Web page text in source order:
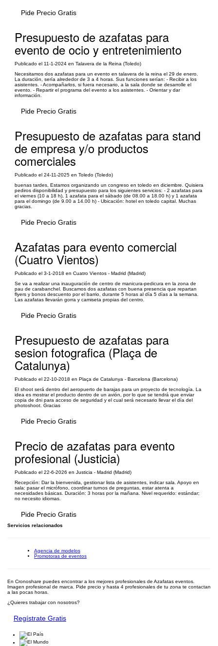
Pide Precio Gratis
Presupuesto de azafatas para
evento de ocio y entretenimiento
Publicado el 11-1-2024 en Talavera de la Reina (Toledo)
Necesitamos dos azafatas para un evento en talavera de la reina el 29 de enero.
La duración, sería alrededor de 3 a 4 horas. Sus funciones serían: - Recibir a los
asistentes. - Acompañarlos, si fuera necesario, a la sala donde se desarrolle el
evento. - Repartir el programa del evento a los asistentes. - Orientar y dar
información.
Pide Precio Gratis
Presupuesto de azafatas para stand
de empresa y/o productos
comerciales
Publicado el 24-11-2025 en Toledo (Toledo)
​buenas tardes, Estamos organizando un congreso en toledo en diciembre. Quisiera
pediros disponibilidad y presupuesto para los siguientes servicios: - 2 azafatas para
el viernes (10 a 18 h), 1 azafata para el sábado (de 08.00 a 18.00 h) y 1 azafata
para el domingo (de 9.00 a 14.00 h) - Ubicación: hotel en toledo capital. Muchas
gracias.
Pide Precio Gratis
Azafatas para evento comercial
(Cuatro Vientos)
Publicado el 3-1-2018 en Cuatro Vientos - Madrid (Madrid)
Se va a realizar una inauguración de centro de manicura-pedicura en la zona de
pau de carabanchel. Buscamos dos azafatas con buena presencia que repartan
flyers y bonos descuento por el barrio, durante 5 horas al día 5 días a la semana.
Las azafatas llevarán gorra y camiseta propias del centro.
Pide Precio Gratis
Presupuesto de azafatas para
sesion fotografica (Plaça de
Catalunya)
Publicado el 22-10-2018 en Plaça de Catalunya - Barcelona (Barcelona)
El shoot será dentro del aeropuerto de barajas para un proyecto de tecnología. La
idea es mostrar el producto dentro de un avión, por lo que se tendrá que enviar
copia de dni para acceso de seguridad y el cual será necesario llevar el día del
photoshoot. Gracias
Pide Precio Gratis
Precio de azafatas para evento
profesional (Justicia)
Publicado el 22-6-2026 en Justicia - Madrid (Madrid)
Recepción: Dar la bienvenida, gestionar lista de asistentes, indicar sala. Apoyo en
sala: pasar el micrófono, coordinar turnos de preguntas, estar atenta a
necesidades básicas. Duración: 3 horas por la mañana. Nivel requerido: estándar;
no necesito idiomas.
Pide Precio Gratis
Servicios relacionados
Agencia de modelos
Promotoras de eventos
En Cronoshare puedes encontrar a los mejores profesionales de Azafatas eventos.
Imagen profesional de marca. Pide precio y hasta 4 profesionales de tu zona te contactan
a las pocas horas.
¿Quieres trabajar con nosotros?
Regístrate Gratis